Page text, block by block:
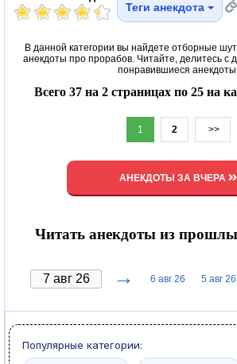
Теги анекдота
В данной категории вы найдете отборные
анекдоты про прорабов. Читайте, делитесь с
понравившиеся
Всего 37 на 2 страницах по 25 на
1 2 >>
АНЕКДОТЫ ЗА ВЧЕРА
Читать анекдоты из
→ 6 авг 26 5 авг 26
Популярные категории: